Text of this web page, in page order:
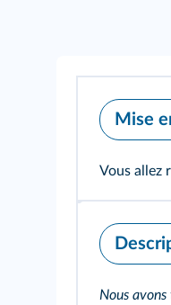
Mise
Vous allez
Nous